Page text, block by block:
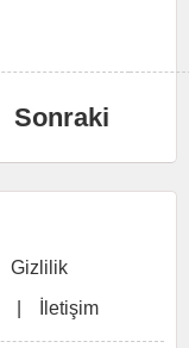
Sonraki
Gizlilik
İletişim